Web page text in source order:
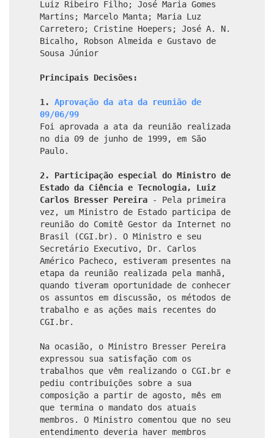
Luiz Ribeiro Filho; José Maria Gomes
Martins; Marcelo Manta; Maria Luz
Carretero; Cristine Hoepers; José A. N.
Bicalho, Robson Almeida e Gustavo de
Sousa Júnior
Principais Decisões:
1. Aprovação da ata da reunião de
09/06/99
Foi aprovada a ata da reunião realizada
no dia 09 de junho de 1999, em São
Paulo.
2.
Participação especial do Ministro de
Estado da Ciência e Tecnologia,
Luiz
Carlos Bresser Pereira - Pela primeira
vez, um Ministro de Estado participa de
reunião do Comitê Gestor da Internet no
Brasil (CGI.br). O Ministro e seu
Secretário Executivo, Dr. Carlos
Américo Pacheco, estiveram presentes na
etapa da reunião realizada pela manhã,
quando tiveram oportunidade de conhecer
os assuntos em discussão, os métodos de
trabalho e as ações mais recentes do
CGI.br.
Na ocasião, o Ministro Bresser Pereira
expressou sua satisfação com os
trabalhos que vêm realizando o CGI.br e
pediu contribuições sobre a sua
composição a partir de agosto, mês em
que termina o mandato dos atuais
membros. O Ministro comentou que no seu
entendimento deveria haver membros